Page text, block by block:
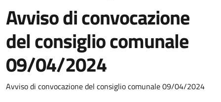
Avviso di convocazione
del consiglio comunale
09/04/2024
Dettagli del documento
Avviso di convocazione del consiglio comunale 09/04/2024